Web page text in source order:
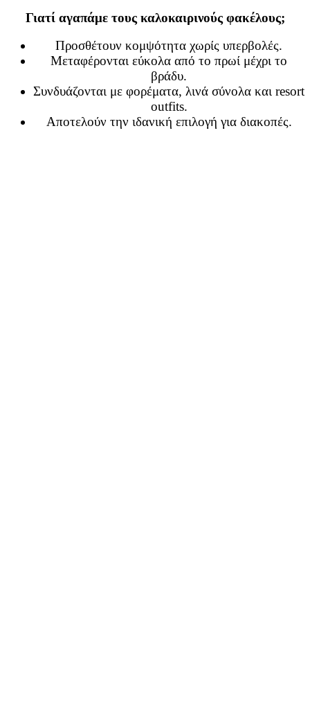
Γιατί αγαπάμε τους καλοκαιρινούς φακέλους;
Προσθέτουν κομψότητα χωρίς υπερβολές.
Μεταφέρονται εύκολα από το πρωί μέχρι το
βράδυ.
Συνδυάζονται με φορέματα, λινά σύνολα και resort
outfits.
Αποτελούν την ιδανική επιλογή για διακοπές.